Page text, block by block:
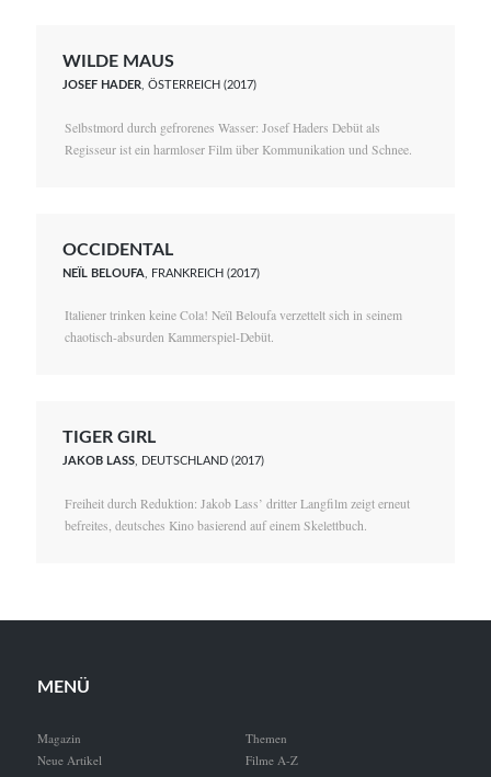
WILDE MAUS
JOSEF HADER, ÖSTERREICH (2017)
Selbstmord durch gefrorenes Wasser: Josef Haders Debüt als
Regisseur ist ein harmloser Film über Kommunikation und Schnee.
OCCIDENTAL
NEÏL BELOUFA , FRANKREICH (2017)
Italiener trinken keine Cola! Neïl Beloufa verzettelt sich in seinem
chaotisch-absurden Kammerspiel-Debüt.
TIGER GIRL
JAKOB LASS , DEUTSCHLAND (2017)
Freiheit durch Reduktion: Jakob Lass’ dritter Langfilm zeigt erneut
befreites, deutsches Kino basierend auf einem Skelettbuch.
MENÜ
Magazin
Neue Artikel
Themen
Filme A-Z